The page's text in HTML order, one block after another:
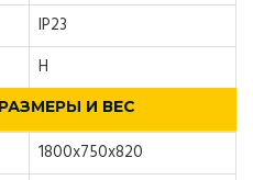
IP23
H
И ВЕС
1800x750x820